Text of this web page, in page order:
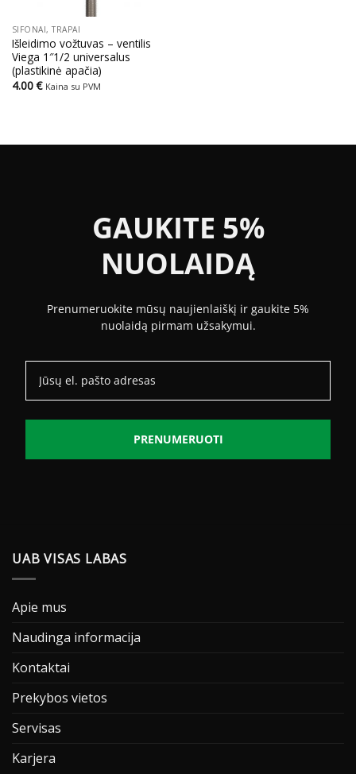
SIFONAI, TRAPAI
Išleidimo vožtuvas – ventilis
Viega 1″1/2 universalus
(plastikinė apačia)
4.00€ Kaina su PVM
GAUKITE 5%
NUOLAIDĄ
Prenumeruokite mūsų naujienlaiškį ir gaukite 5%
nuolaidą pirmam užsakymui.
PRENUMERUOTI
UAB VISAS LABAS
Apie mus
Naudinga informacija
Kontaktai
Prekybos vietos
Servisas
Karjera